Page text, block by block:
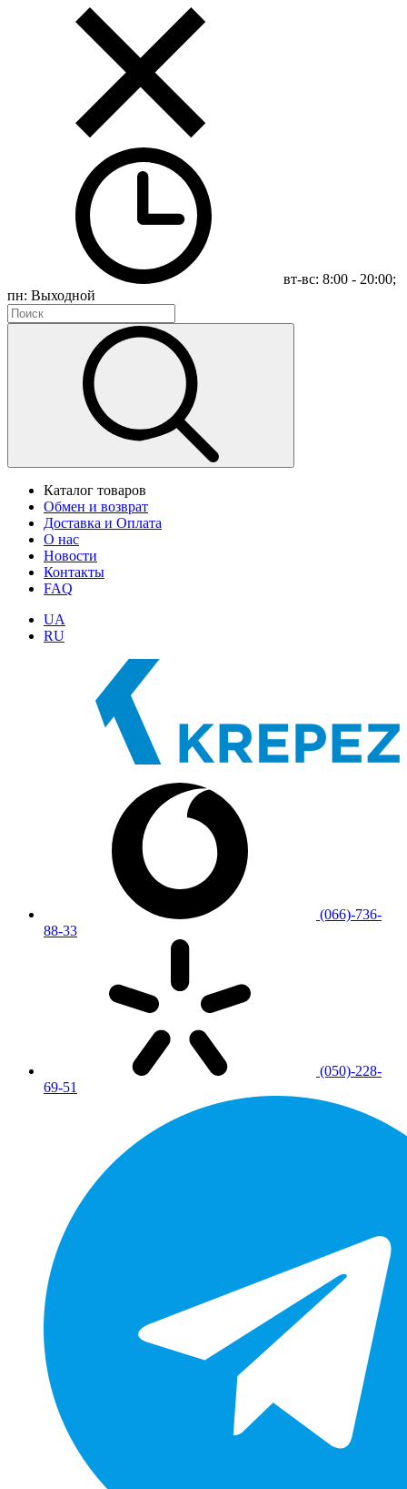
вт-вс: 8:00 - 20:00;
пн: Выходной
Каталог товаров
Обмен и возврат
Доставка и Оплата
О нас
Новости
Контакты
FAQ
UA
RU
(066)-736-
88-33
(050)-228-
69-51